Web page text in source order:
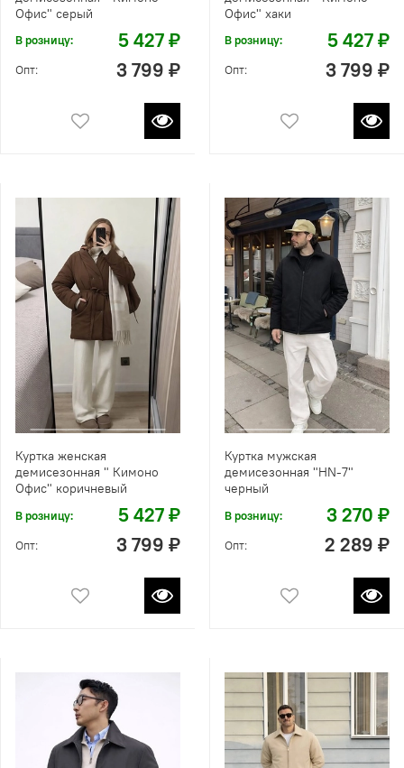
Офис" серый
В розницу: 5 427 ₽
Опт: 3 799 ₽
Офис" хаки
В розницу: 5 427 ₽
Опт: 3 799 ₽
Куртка женская
демисезонная " Кимоно
Офис" коричневый
В розницу: 5 427 ₽
Опт: 3 799 ₽
Куртка мужская
демисезонная "HN-7"
черный
В розницу: 3 270 ₽
Опт: 2 289 ₽